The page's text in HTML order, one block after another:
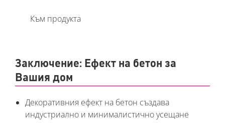
Към продукта
Заключение: Ефект на бетон за
Вашия дом
Декоративния ефект на бетон създава
индустриално и минималистично усещане